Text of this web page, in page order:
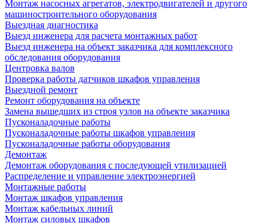
Монтаж насосных агрегатов, электродвигателей и другого
машиностроительного оборудования
Выездная диагностика
Выезд инженера для расчета монтажных работ
Выезд инженера на объект заказчика для комплексного
обследования оборудования
Центровка валов
Проверка работы датчиков шкафов управления
Выездной ремонт
Ремонт оборудования на объекте
Замена вышедших из строя узлов на объекте заказчика
Пусконаладочные работы
Пусконаладочные работы шкафов управления
Пусконаладочные работы оборудования
Демонтаж
Демонтаж оборудования с последующей утилизацией
Распределение и управление электроэнергией
Монтажные работы
Монтаж шкафов управления
Монтаж кабельных линий
Монтаж силовых шкафов